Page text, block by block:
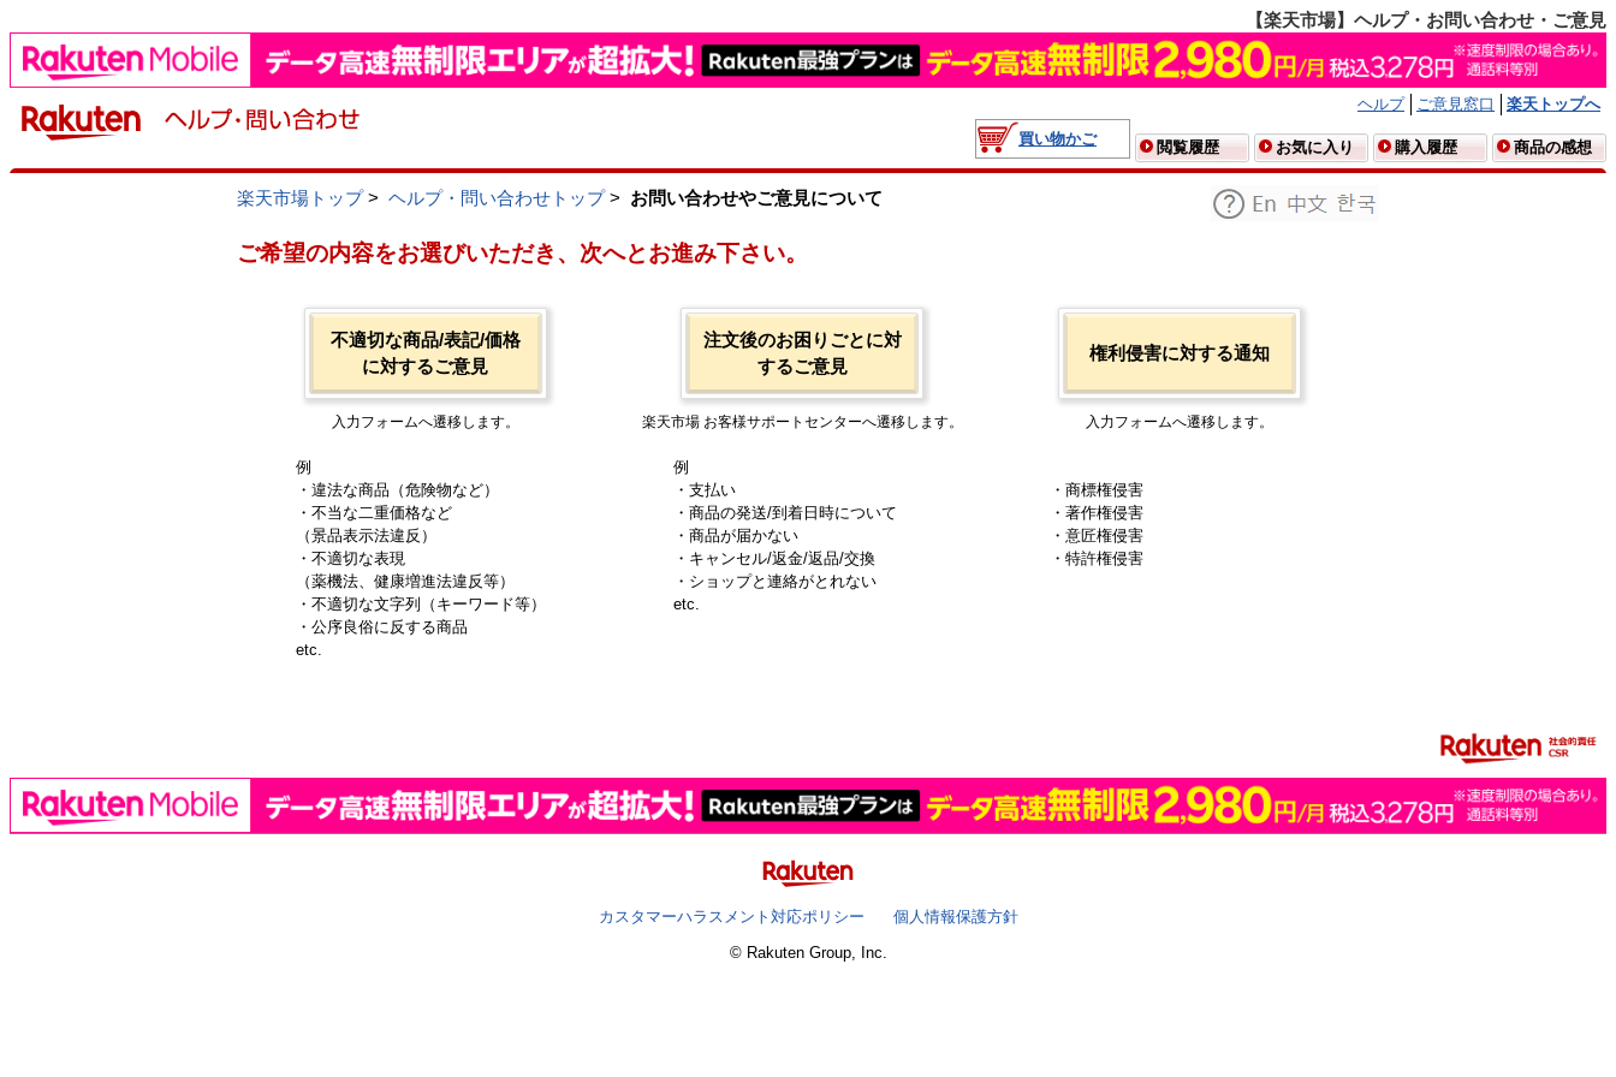
【楽天市場】ヘルプ・お問い合わせ・ご意見
ヘルプ ご意見窓口
楽天トップへ
買い物かご
閲覧履歴 お気に入り 購入履歴 商品の感想
楽天市場トップ> ヘルプ・問い合わせトップ> お問い合わせやご意見について
ご希望の内容をお選びいただき、次へとお進み下さい。
不適切な商品/表記/価格
に対するご意見
入力フォームへ遷移します。
例
・違法な商品（危険物など）
・不当な二重価格など
（景品表示法違反）
・不適切な表現
（薬機法、健康増進法違反等）
・不適切な文字列（キーワード等）
・公序良俗に反する商品
etc.
注文後のお困りごとに対
するご意見
楽天市場 お客様サポートセンターへ遷移します。
例
・支払い
・商品の発送/到着日時について
・商品が届かない
・キャンセル/返金/返品/交換
・ショップと連絡がとれない
etc.
権利侵害に対する通知
入力フォームへ遷移します。
・商標権侵害
・著作権侵害
・意匠権侵害
・特許権侵害
カスタマーハラスメント対応ポリシー
個人情報保護方針
© Rakuten Group, Inc.